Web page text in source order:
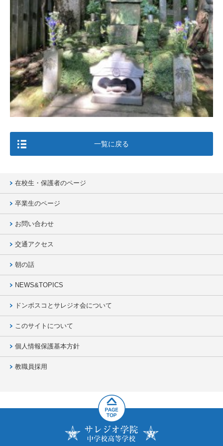
一覧に戻る
在校生・保護者のページ
卒業生のページ
お問い合わせ
交通アクセス
朝の話
NEWS&TOPICS
ドンボスコとサレジオ会について
このサイトについて
個人情報保護基本方針
教職員採用